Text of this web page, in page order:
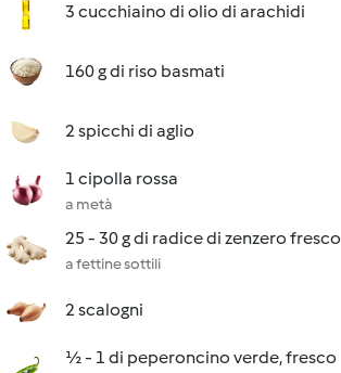
3 cucchiaino di olio di arachidi
160 g di riso basmati
2 spicchi di aglio
1 cipolla rossa
a metà
25 - 30 g di radice di zenzero fresco
a fettine sottili
2 scalogni
½ - 1 di peperoncino verde, fresco